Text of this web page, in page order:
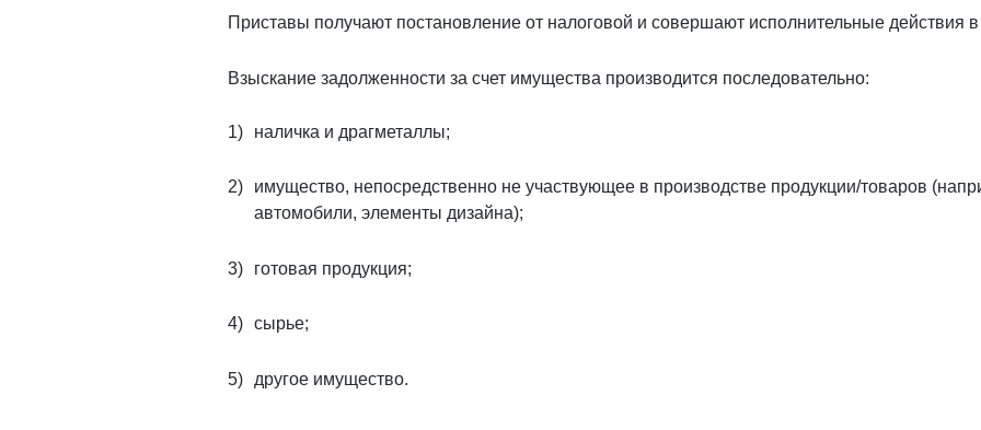
Приставы получают постановление от налоговой и совершают исполнительные действия
Взыскание задолженности за счет имущества производится последовательно:
наличка и драгметаллы;
имущество, непосредственно не участвующее в производстве продукции/товаров
автомобили, элементы дизайна);
готовая продукция;
сырье;
другое имущество.